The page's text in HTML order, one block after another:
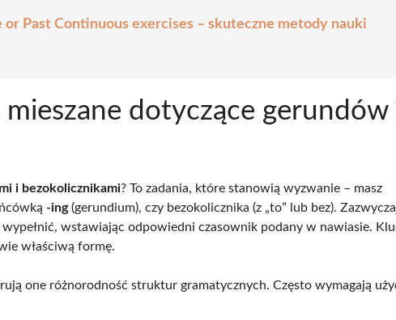
or Past Continuous exercises – skuteczne metody nauki
dotyczące gerundów
i bezokolicznikami? To zadania, które stanowią wyzwanie – masz
-ing(gerundium), czy bezokolicznika (z „to” lub bez).
wstawiając odpowiedni czasownik podany w nawiasie.
właściwą formę.
one różnorodność struktur gramatycznych. Często wymagają